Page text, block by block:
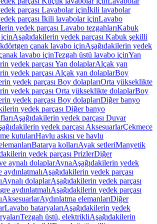
parçası Lavabolar içinİkili lavabolar
parçası İkili lavabolar içinLavabo
yedek parçası Lavabo tezgahlarıKabuk
Aşağıdakilerin yedek parçası Kabuk şekilli
çanak lavabo içinAşağıdakilerin yedek
lavabo içinTezgah üstü lavabo içinYan
yedek parçası Yan dolaplarAlçak yan
yedek parçası Alçak yan dolaplarBoy
yedek parçası Boy dolaplarıOrta yükseklikte
yedek parçası Orta yükseklikte dolaplarBoy
yedek parçası Boy dolaplarıDiğer banyo
yedek parçası Diğer banyo
Aşağıdakilerin yedek parçası Duvar
yedek parçası AksesuarlarÇekmece
kutularıHavlu askısı ve havlu
Batarya kollarıAyak setleriManyetik
yedek parçası PrizlerDiğer
aynalı dolaplarAynaAşağıdakilerin yedek
aydınlatmalıAşağıdakilerin yedek parçası
Aynalı dolaplarAşağıdakilerin yedek parçası
aydınlatmalıAşağıdakilerin yedek parçası
AksesuarlarAydınlatma elemanlarıDiğer
Lavabo bataryalarıAşağıdakilerin yedek
Tezgah üstü, elektrikliAşağıdakilerin